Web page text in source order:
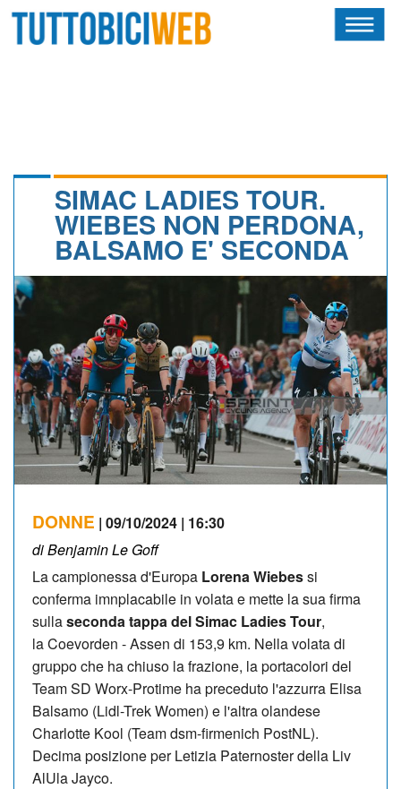
CALENDARIO
OSCAR
ALBI D'ORO
NEWSLETTER
SIMAC LADIES TOUR.
WIEBES NON PERDONA,
BALSAMO E' SECONDA
DONNE | 09/10/2024 | 16:30
di Benjamin Le Goff
La campionessa d'Europa Lorena Wiebessi
conferma imnplacabile in volata e mette la sua firma
sullaseconda tappa del Simac Ladies Tour,
la Coevorden - Assen di 153,9 km. Nella volata di
gruppo che ha chiuso la frazione, la portacolori del
Team SD Worx-Protime ha preceduto l'azzurra Elisa
Balsamo (Lidl-Trek Women) e l'altra olandese
Charlotte Kool (Team dsm-firmenich PostNL).
Decima posizione per Letizia Paternoster della Liv
AlUla Jayco.